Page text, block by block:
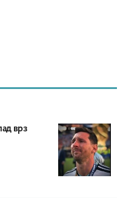
врз